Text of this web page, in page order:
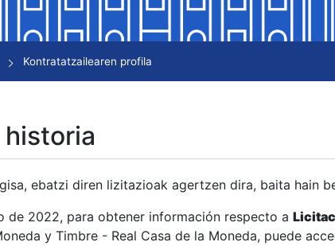
Kontratatzailearen profila
ebatzi diren lizitazioak agertzen dira, baita hain
de 2022, para obtener información respecto a
y Timbre - Real Casa de la Moneda, puede